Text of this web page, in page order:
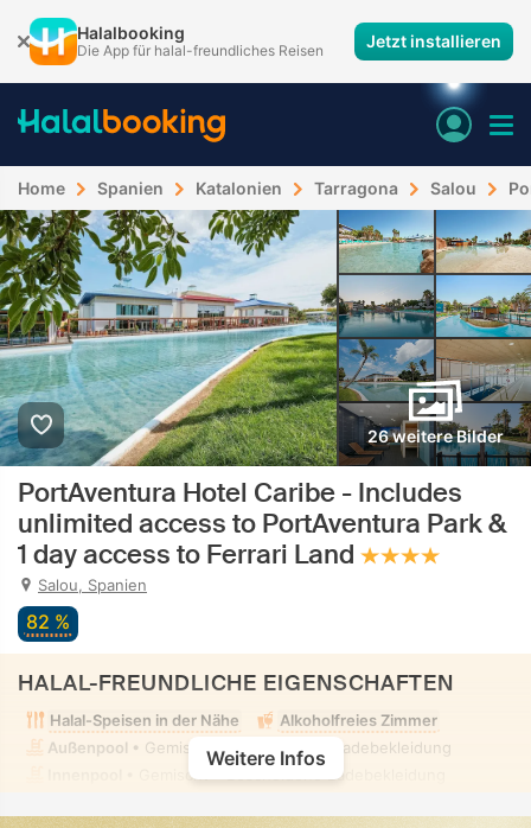
Halalbooking
Die App für halal-freundliches Reisen Jetzt installieren
Home Spanien Katalonien Tarragona Salou
26 weitere Bilder
PortAventura Hotel Caribe - Includes
unlimited access to PortAventura Park &
1 day access to Ferrari Land
Salou, Spanien
82 %
HALAL-FREUNDLICHE EIGENSCHAFTEN
Halal-Speisen in der Nähe
Alkoholfreies Zimmer
Außenpool • Gemischt • Bescheidene Badebekleidung
• Gemischt • Bescheidene Badebekleidung
Weitere Infos